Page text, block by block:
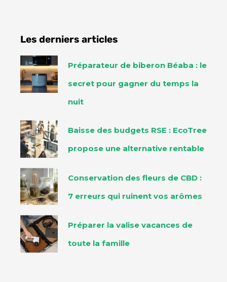
Les derniers articles
Préparateur de biberon Béaba : le
secret pour gagner du temps la
nuit
Baisse des budgets RSE : EcoTree
propose une alternative rentable
Conservation des fleurs de CBD :
7 erreurs qui ruinent vos arômes
Préparer la valise vacances de
toute la famille